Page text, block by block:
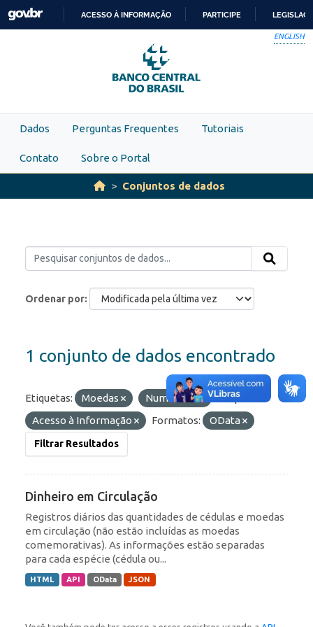
Skip to main content
PARA
O
CONTEÚDO
ACESSO À INFORMAÇÃO PARTICIPE
ENGLISH
Dados Perguntas Frequentes Tutoriais
Contato Sobre o Portal
Conjuntos de dados
Ordenar por
1 conjunto de dados encontrado
Etiquetas: Moedas Numerário
Grupos:
Acesso à Informação
Formatos: OData
Filtrar Resultados
Dinheiro em Circulação
Registros diários das quantidades de cédulas e moedas
em circulação (não estão incluídas as moedas
comemorativas). As informações estão separadas
para cada espécie (cédula ou...
HTML API OData JSON